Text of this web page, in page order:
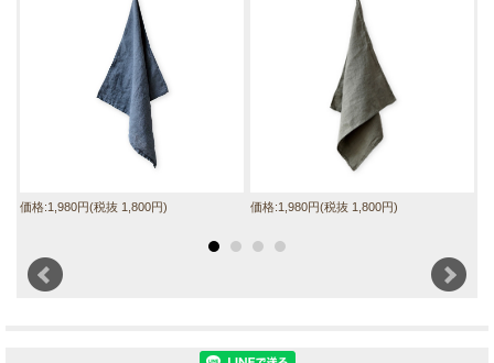
価格:1,980円(税抜 1,800円) 価格:1,980円(税抜 1,800円)